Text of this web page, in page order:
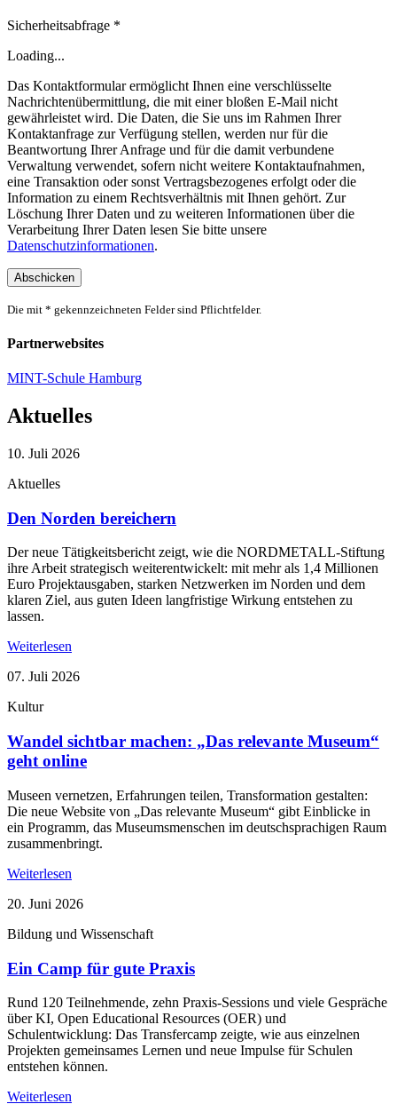
Sicherheitsabfrage *
Loading...
Das Kontaktformular ermöglicht Ihnen eine verschlüsselte
Nachrichtenübermittlung, die mit einer bloßen E-Mail nicht
gewährleistet wird. Die Daten, die Sie uns im Rahmen Ihrer
Kontaktanfrage zur Verfügung stellen, werden nur für die
Beantwortung Ihrer Anfrage und für die damit verbundene
Verwaltung verwendet, sofern nicht weitere Kontaktaufnahmen,
eine Transaktion oder sonst Vertragsbezogenes erfolgt oder die
Information zu einem Rechtsverhältnis mit Ihnen gehört. Zur
Löschung Ihrer Daten und zu weiteren Informationen über die
Verarbeitung Ihrer Daten lesen Sie bitte unsere
Datenschutzinformationen.
Die mit * gekennzeichneten Felder sind Pflichtfelder.
Partnerwebsites
MINT-Schule Hamburg
Aktuelles
10. Juli 2026
Aktuelles
Den Norden bereichern
Der neue Tätigkeitsbericht zeigt, wie die NORDMETALL-Stiftung
ihre Arbeit strategisch weiterentwickelt: mit mehr als 1,4 Millionen
Euro Projektausgaben, starken Netzwerken im Norden und dem
klaren Ziel, aus guten Ideen langfristige Wirkung entstehen zu
lassen.
Weiterlesen
07. Juli 2026
Kultur
Wandel sichtbar machen: „Das relevante Museum“
geht online
Museen vernetzen, Erfahrungen teilen, Transformation gestalten:
Die neue Website von „Das relevante Museum“ gibt Einblicke in
ein Programm, das Museumsmenschen im deutschsprachigen Raum
zusammenbringt.
Weiterlesen
20. Juni 2026
Bildung und Wissenschaft
Ein Camp für gute Praxis
Rund 120 Teilnehmende, zehn Praxis-Sessions und viele Gespräche
über KI, Open Educational Resources (OER) und
Schulentwicklung: Das Transfercamp zeigte, wie aus einzelnen
Projekten gemeinsames Lernen und neue Impulse für Schulen
entstehen können.
Weiterlesen